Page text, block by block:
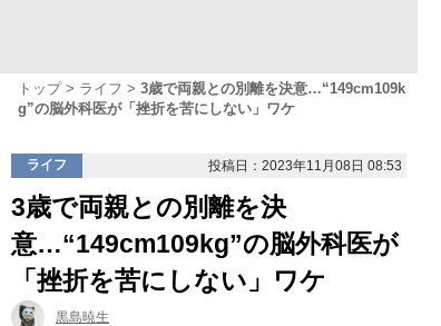
トップ ライフ
3歳で両親との別離を決意…“149cm109k
g”の脳外科医が「挫折を苦にしない」ワケ
ライフ 投稿日：2023年11月08日 08:53
3歳で両親との別離を決
意…“149cm109kg”の脳外科医が
「挫折を苦にしない」ワケ
黒島暁生